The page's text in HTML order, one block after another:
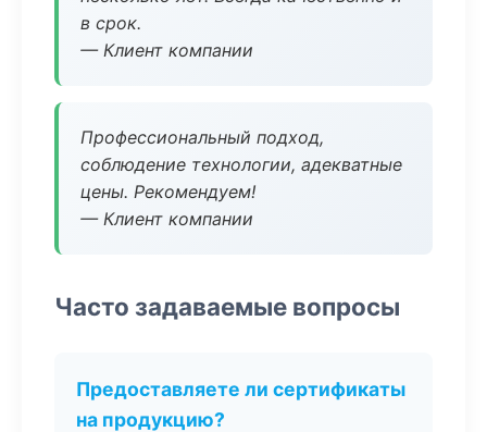
в срок.
— Клиент компании
Профессиональный подход,
соблюдение технологии, адекватные
цены. Рекомендуем!
— Клиент компании
Часто задаваемые вопросы
Предоставляете ли сертификаты
на продукцию?